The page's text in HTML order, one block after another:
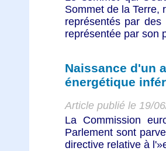
Sommet de la Terre,
représentés par
représentée par son
Naissance d'un
énergétique
Article publié le 19/
La Commission
Parlement sont
directive relative à